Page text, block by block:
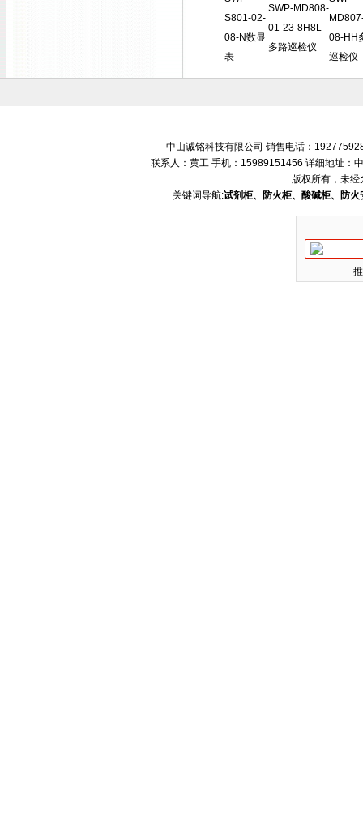
S801-02-
08-N数显
表
SWP-MD808-
01-23-8H8L
多路巡检仪
08-HH
巡检仪
中山诚铭科技有限公司 销售电话：
联系人：黄工 手机：15989151456 详细地址：
版权所有，未经
关键词导航:试剂柜、防火柜、酸碱柜、防